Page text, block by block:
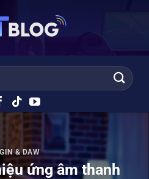
& DAW
ứng âm thanh